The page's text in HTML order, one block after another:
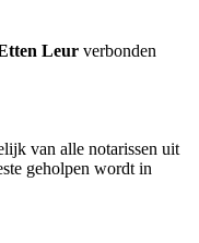
Leur verbonden
van alle notarissen uit
geholpen wordt in